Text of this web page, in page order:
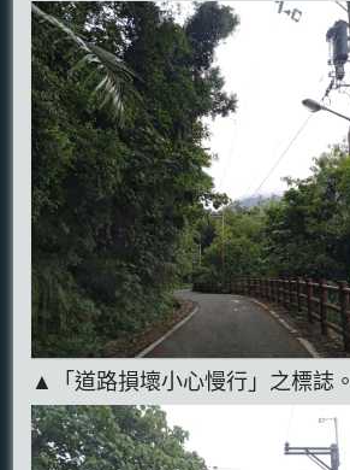
▲「道路損壞小心慢行」之標誌。